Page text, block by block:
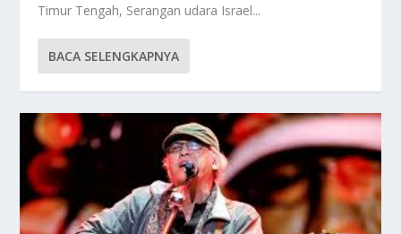
Timur Tengah, Serangan udara Israel...
BACA SELENGKAPNYA